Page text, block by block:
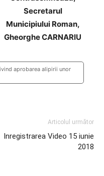
Secretarul
Municipiului Roman,
Gheorghe CARNARIU
aprobarea alipirii unor
Articolul următor
Inregistrarea Video 15 iunie
2018